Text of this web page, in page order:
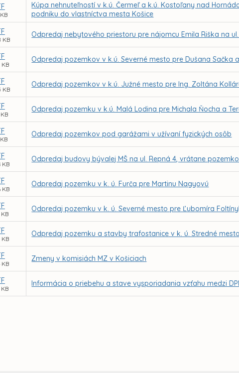
Kúpa nehnuteľností v k.ú. Čermeľ a k.ú. Kostoľany nad
podniku do vlastníctva mesta Košice
KB
Odpredaj nebytového priestoru pre nájomcu Emila Riška na
KB
Odpredaj pozemkov v k.ú. Severné mesto pre Dušana Sačka
KB
Odpredaj pozemkov v k.ú. Južné mesto pre Ing. Zoltána
Odpredaj pozemku v k.ú. Malá Lodina pre Michala Ňocha a
Odpredaj pozemkov pod garážami v užívaní fyzických osôb
KB
Odpredaj budovy bývalej MŠ na ul. Repná 4, vrátane
KB
Odpredaj pozemku v k. ú. Furča pre Martinu Nagyovú
KB
Odpredaj pozemku v k. ú. Severné mesto pre Ľubomíra
KB
Odpredaj pozemku a stavby trafostanice v k. ú. Stredné
KB
Zmeny v komisiách MZ v Košiciach
KB
Informácia o priebehu a stave vysporiadania vzťahu medzi